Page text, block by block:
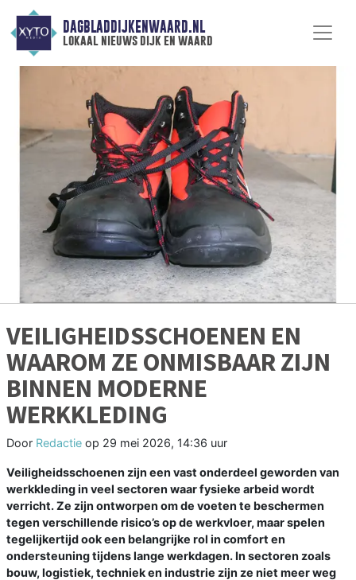
DAGBLADDIJKENWAARD.NL
lokaal nieuws dijk en waard
VEILIGHEIDSSCHOENEN EN
WAAROM ZE ONMISBAAR ZIJN
BINNEN MODERNE
WERKKLEDING
Door Redactie op 29 mei 2026, 14:36 uur
Veiligheidsschoenen zijn een vast onderdeel geworden van
werkkleding in veel sectoren waar fysieke arbeid wordt
verricht. Ze zijn ontworpen om de voeten te beschermen
tegen verschillende risico’s op de werkvloer, maar spelen
tegelijkertijd ook een belangrijke rol in comfort en
ondersteuning tijdens lange werkdagen. In sectoren zoals
bouw, logistiek, techniek en industrie zijn ze niet meer weg